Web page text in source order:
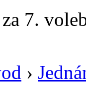
7.
›